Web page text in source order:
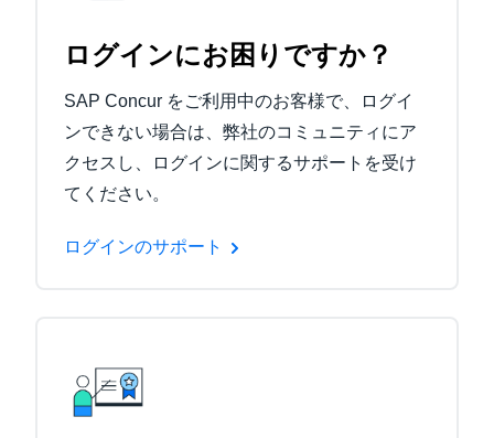
ログインにお困りですか？
SAP Concur をご利用中のお客様で、ログイ
ンできない場合は、弊社のコミュニティにア
クセスし、ログインに関するサポートを受け
てください。
ログインのサポート